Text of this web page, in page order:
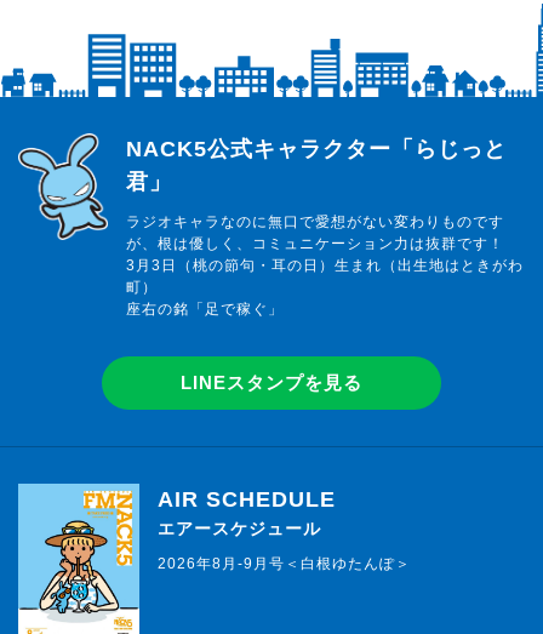
らじっと君
NACK5公式キャラクター「らじっと
君」
ラジオキャラなのに無口で愛想がない変わりものです
が、根は優しく、コミュニケーション力は抜群です！
3月3日（桃の節句・耳の日）生まれ（出生地はときがわ
町）
座右の銘「足で稼ぐ」
LINEスタンプを見る
AIR SCHEDULE
エアースケジュール
2026年8月-9月号＜白根ゆたんぽ＞